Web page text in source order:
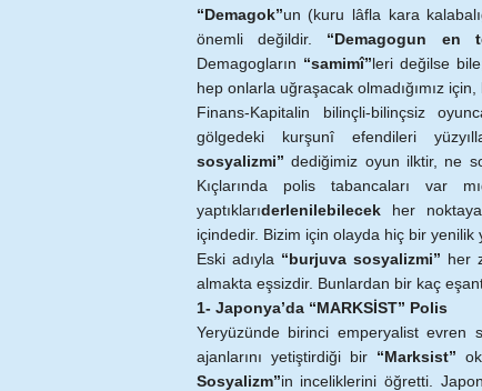
“Demagok”un (kuru lâfla kara
önemli değildir. “Demagogun en
Demagogların “samimî”leri değilse
hep onlarla uğraşacak olmadığımız
Finans-Kapitalin bilinçli-bilinçsiz
gölgedeki kurşunî efendileri
sosyalizmi” dediğimiz oyun ilktir, ne
Kıçlarında polis tabancaları var
yaptıklarıderlenilebilecekher noktaya
içindedir. Bizim için olayda hiç bir yenilik
Eski adıyla “burjuva sosyalizmi” her
almakta eşsizdir. Bunlardan bir kaç
1- Japonya’da “MARKSİST” Polis
Yeryüzünde birinci emperyalist evren
ajanlarını yetiştirdiği bir “Marksist”
Sosyalizm”in inceliklerini öğretti. Japon